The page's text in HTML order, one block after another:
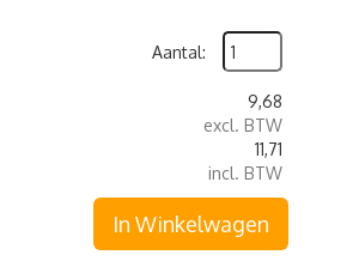
Aantal:
9,68
excl. BTW
11,71
incl. BTW
In Winkelwagen